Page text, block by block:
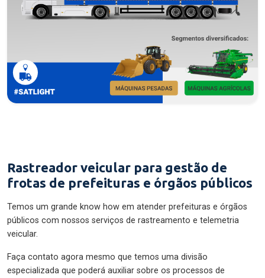
Rastreador veicular para gestão de
frotas de prefeituras e órgãos públicos
Temos um grande know how em atender prefeituras e órgãos
públicos com nossos serviços de rastreamento e telemetria
veicular.
Faça contato agora mesmo que temos uma divisão
especializada que poderá auxiliar sobre os processos de